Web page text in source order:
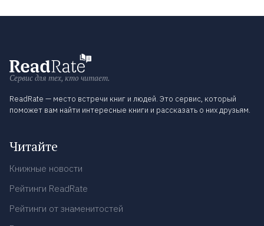
Сервис для тех, кто читает.
ReadRate — место встречи книг и людей. Это сервис, который
поможет вам найти интересные книги и рассказать о них друзьям.
Читайте
Книжные новости
Рейтинги ReadRate
Рейтинги от знаменитостей